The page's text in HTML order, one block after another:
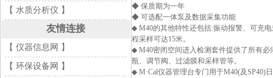
【 水质分析仪 】
友情连接
【 仪器信息网 】
【 环保设备网 】
◆ 保质期为一年
◆ 可选配一体泵及数据采集功能
◆ M40的其他特性还包括:振动报警、可充
程采样可达15米。
◆ M40密闭空间进入检测套件提供了所有必
瓶、调节阀、过滤膜和采样管等。
◆ M·Cal仪器管理台专门用于M40(及SP40)